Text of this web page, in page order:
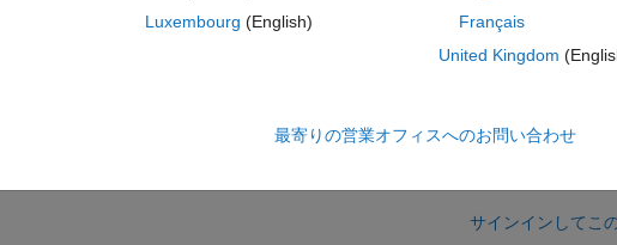
サインインしてこ
Luxembourg (English)
Français
United Kingdom
最寄りの営業オフィスへのお問い合わせ